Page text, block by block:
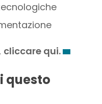
cliccare qui.
questo